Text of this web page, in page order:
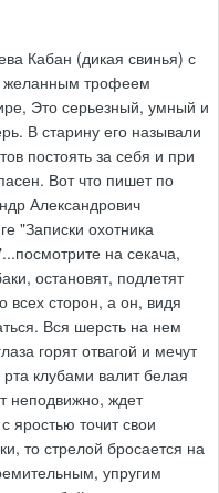
Кабан (дикая свинья) с
желанным трофеем
Это серьезный, умный и
В старину его называли
постоять за себя и при
Вот что пишет по
Александрович
"Записки охотника
на секача,
остановят, подлетят
всех сторон, а он, видя
Вся шерсть на нем
горят отвагой и мечут
клубами валит белая
неподвижно, ждет
яростью точит свои
то стрелой бросается на
упругим